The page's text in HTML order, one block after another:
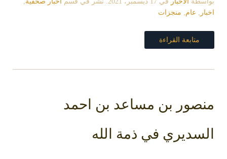
عام,منجزات
متابعة القراءة
بن مساعد بن احمد
في ذمة الله